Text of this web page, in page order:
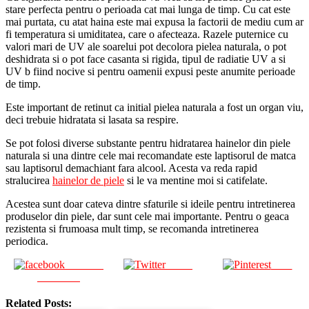
stare perfecta pentru o perioada cat mai lunga de timp. Cu cat este
mai purtata, cu atat haina este mai expusa la factorii de mediu cum ar
fi temperatura si umiditatea, care o afecteaza. Razele puternice cu
valori mari de UV ale soarelui pot decolora pielea naturala, o pot
deshidrata si o pot face casanta si rigida, tipul de radiatie UV a si
UV b fiind nocive si pentru oamenii expusi peste anumite perioade
de timp.
Este important de retinut ca initial pielea naturala a fost un organ viu,
deci trebuie hidratata si lasata sa respire.
Se pot folosi diverse substante pentru hidratarea hainelor din piele
naturala si una dintre cele mai recomandate este laptisorul de matca
sau laptisorul demachiant fara alcool. Acesta va reda rapid
stralucirea hainelor de piele si le va mentine moi si catifelate.
Acestea sunt doar cateva dintre sfaturile si ideile pentru intretinerea
produselor din piele, dar sunt cele mai importante. Pentru o geaca
rezistenta si frumoasa mult timp, se recomanda intretinerea
periodica.
Tweet Save
Related Posts: